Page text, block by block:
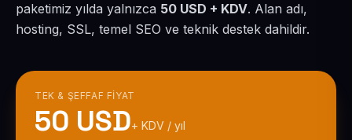
paketimiz yılda yalnızca 50 USD + KDV. Alan adı,
hosting, SSL, temel SEO ve teknik destek dahildir.
TEK & ŞEFFAF FIYAT
50 USD+ KDV / yıl